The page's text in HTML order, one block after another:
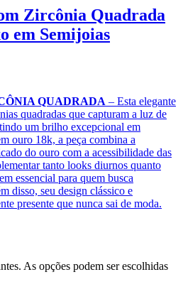
Zircônia Quadrada
em Semijoias
QUADRADA – Esta elegante
quadradas que capturam a luz de
um brilho excepcional em
ouro 18k, a peça combina a
do ouro com a acessibilidade das
tanto looks diurnos quanto
essencial para quem busca
disso, seu design clássico e
presente que nunca sai de moda.
As opções podem ser escolhidas